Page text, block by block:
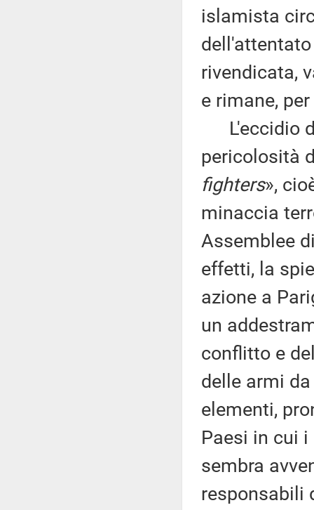
islamista
rivendicata,
e rimane,
L'eccidio
pericolosità
fighters»,
minaccia
Assemblee
effetti, la
azione a
un
conflitto e
delle armi
elementi,
Paesi in cui
sembra
responsabili